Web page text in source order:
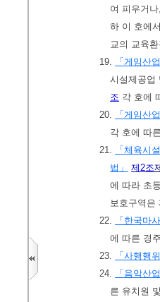
여 피우거
하 이 호에
교의 교육
19.
「게임산
시설제공업
조 각 호에
20.
「게임산
각 호에 따
21.
「체육시
법」
제2조
에 따라 초
보호구역은
22.
「한국마
에 따른 경
23.
「사행행
24.
「음악산
른 유치원